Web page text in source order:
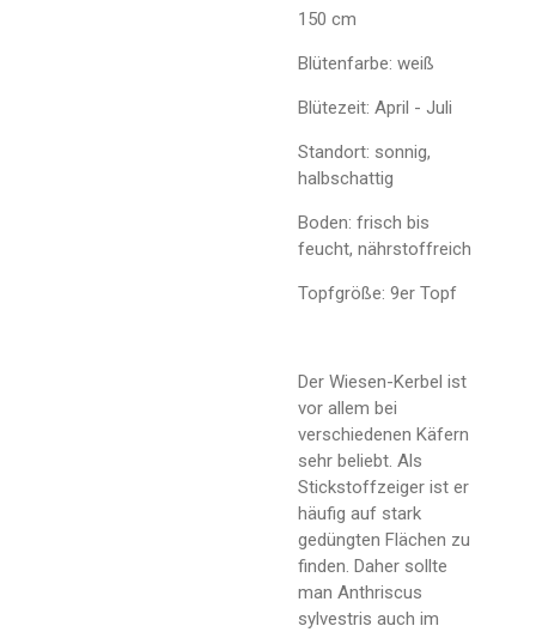
150 cm
Blütenfarbe: weiß
Blütezeit: April - Juli
Standort: sonnig,
halbschattig
Boden: frisch bis
feucht, nährstoffreich
Topfgröße: 9er Topf
Der Wiesen-Kerbel ist
vor allem bei
verschiedenen Käfern
sehr beliebt. Als
Stickstoffzeiger ist er
häufig auf stark
gedüngten Flächen zu
finden. Daher sollte
man Anthriscus
sylvestris auch im